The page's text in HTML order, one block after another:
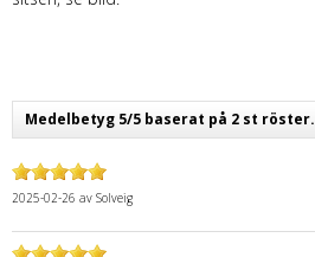
Medelbetyg 5/5 baserat på 2 st röster.
2025-02-26 av Solveig